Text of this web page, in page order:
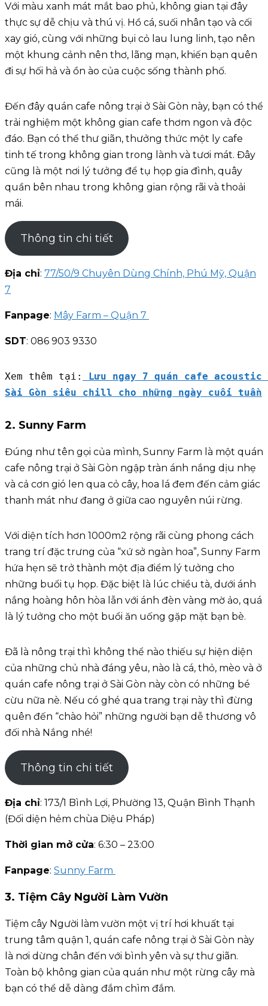
Với màu xanh mát mắt bao phủ, không gian tại đây
thực sự dễ chịu và thú vị. Hồ cá, suối nhân tạo và cối
xay gió, cùng với những bụi cỏ lau lung linh, tạo nên
một khung cảnh nên thơ, lãng mạn, khiến bạn quên
đi sự hối hả và ồn ào của cuộc sống thành phố.
Đến đây quán cafe nông trại ở Sài Gòn này, bạn có thể
trải nghiệm một không gian cafe thơm ngon và độc
đáo. Bạn có thể thư giãn, thưởng thức một ly cafe
tinh tế trong không gian trong lành và tươi mát. Đây
cũng là một nơi lý tưởng để tụ họp gia đình, quây
quần bên nhau trong không gian rộng rãi và thoải
mái.
Thông tin chi tiết
Địa chỉ: 77/50/9 Chuyên Dùng Chính, Phú Mỹ, Quận
7
Fanpage: Mây Farm – Quận 7
SDT: 086 903 9330
Xem thêm tại:
Lưu ngay 7 quán cafe acoustic
Sài Gòn siêu chill cho những ngày cuối tuần
2. Sunny Farm
Đúng như tên gọi của mình, Sunny Farm là một quán
cafe nông trại ở Sài Gòn ngập tràn ánh nắng dịu nhẹ
và cả cơn gió len qua cỏ cây, hoa lá đem đến cảm giác
thanh mát như đang ở giữa cao nguyên núi rừng.
Với diện tích hơn 1000m2 rộng rãi cùng phong cách
trang trí đặc trưng của “xứ sở ngàn hoa”, Sunny Farm
hứa hẹn sẽ trở thành một địa điểm lý tưởng cho
những buổi tụ họp. Đặc biệt là lúc chiều tà, dưới ánh
nắng hoàng hôn hòa lẫn với ánh đèn vàng mờ ảo, quá
là lý tưởng cho một buổi ăn uống gặp mặt bạn bè.
Đã là nông trại thì không thể nào thiếu sự hiện diện
của những chủ nhà đáng yêu, nào là cá, thỏ, mèo và ở
quán cafe nông trại ở Sài Gòn này còn có những bé
cừu nữa nè. Nếu có ghé qua trang trại này thì đừng
quên đến “chào hỏi” những người bạn dễ thương vô
đối nhà Nắng nhé!
Thông tin chi tiết
Địa chỉ: 173/1 Bình Lợi, Phường 13, Quận Bình Thạnh
(Đối diện hẻm chùa Diệu Pháp)
Thời gian mở cửa: 6:30 – 23:00
Fanpage: Sunny Farm
3. Tiệm Cây Người Làm Vườn
Tiệm cây Người làm vườn một vị trí hơi khuất tại
trung tâm quận 1, quán cafe nông trại ở Sài Gòn này
là nơi dừng chân đến với bình yên và sự thư giãn.
Toàn bộ không gian của quán như một rừng cây mà
bạn có thể dễ dàng đắm chìm đắm.